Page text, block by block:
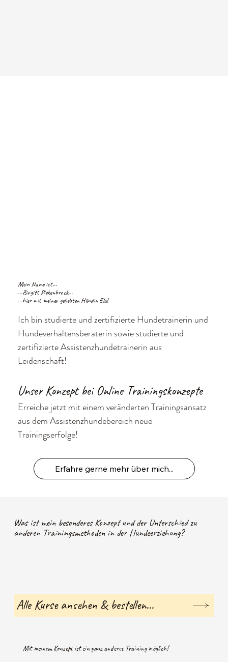
Mein Name ist...
...Birgitt Piekenbrock...
...hier mit meiner geliebten Hündin Ela!
Ich bin studierte und zertifizierte Hundetrainerin und
Hundeverhaltensberaterin sowie studierte und
zertifizierte Assistenzhundetrainerin aus
Leidenschaft!
Unser Konzept bei Online Trainingskonzepte
Erreiche jetzt mit einem veränderten Trainingsansatz
aus dem Assistenzhundebereich neue
Trainingserfolge!
Erfahre gerne mehr über mich...
Was ist mein besonderes Konzept und der Unterschied zu
anderen Trainingsmethoden in der Hundeerziehung?
Alle Kurse ansehen & bestellen...
Mit meinem Konzept ist ein ganz anderes Training möglich!